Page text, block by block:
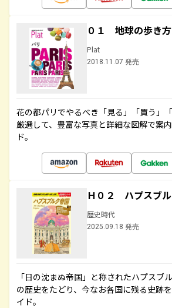
０１ 地球の歩き
Plat
2018.11.07 発売
花の都パリでやるべき「見る」「買う」
厳選して、豊富な写真と詳細な図解で案
ド。
Ｈ０２ ハプスブ
歴史時代
2025.09.18 発売
「日の沈まぬ帝国」と称されたハプスブ
の歴史をたどり、今なお各国に残る史跡
イド。